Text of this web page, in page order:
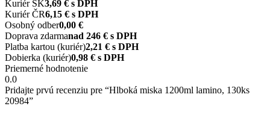
Kuriér SK3,69 € s DPH
Kuriér ČR6,15 € s DPH
Osobný odber0,00 €
Doprava zdarmanad 246 € s DPH
Platba kartou (kuriér)2,21 € s DPH
Dobierka (kuriér)0,98 € s DPH
Priemerné hodnotenie
0.0
Pridajte prvú recenziu pre “Hlboká miska 1200ml lamino, 130ks
20984”